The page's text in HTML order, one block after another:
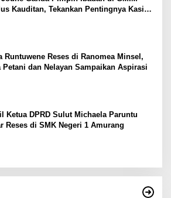
Kauditan, Tekankan Pentingnya Kasih
Runtuwene Reses di Ranomea Minsel,
Petani dan Nelayan Sampaikan Aspirasi
Ketua DPRD Sulut Michaela Paruntu
Reses di SMK Negeri 1 Amurang